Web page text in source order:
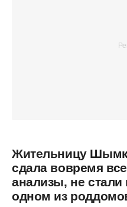
Жительницу
сдала вовремя
анализы, не
одном из